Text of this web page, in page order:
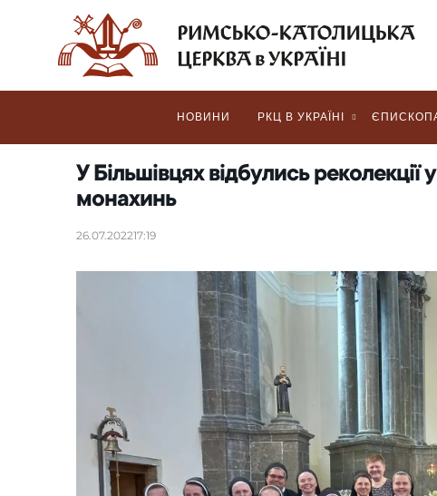
НОВИНИ РКЦ В УКРАЇНІ
У Більшівцях відбулись
монахинь
26.07.202217:19